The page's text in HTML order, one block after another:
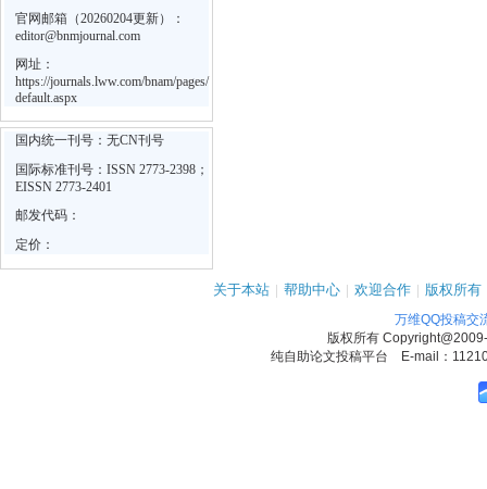
官网邮箱（20260204更新）：
editor@bnmjournal.com
网址：
https://journals.lww.com/bnam/pages/
default.aspx
国内统一刊号：无CN刊号
国际标准刊号：ISSN 2773-2398；
EISSN 2773-2401
邮发代码：
定价：
关于本站 | 帮助中心 | 欢迎合作 | 版权所有
万维QQ投稿交
版权所有
纯自助论文投稿平台 E-mail：